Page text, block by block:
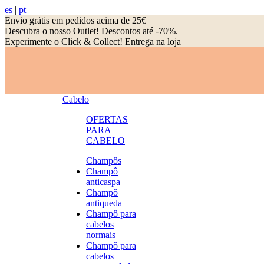
es | pt
Envio grátis em pedidos acima de 25€
Descubra o nosso Outlet! Descontos até -70%.
Experimente o Click & Collect! Entrega na loja
Cabelo
OFERTAS
PARA
CABELO
Champôs
Champô
anticaspa
Champô
antiqueda
Champô para
cabelos
normais
Champô para
cabelos